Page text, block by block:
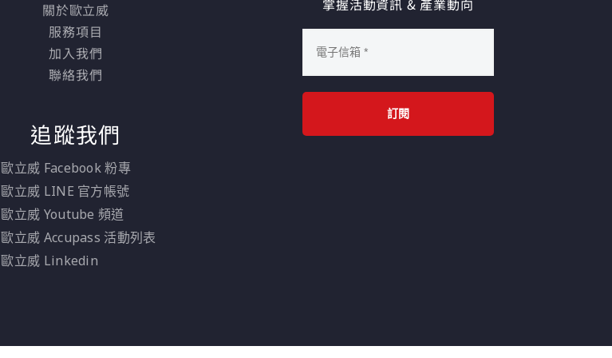
關於歐立威
服務項目
加入我們
聯絡我們
追蹤我們
歐立威 Facebook 粉專
歐立威 LINE 官方帳號
歐立威 Youtube 頻道
歐立威 Accupass 活動列表
歐立威 Linkedin
掌握活動資訊 & 產業動向
訂閱